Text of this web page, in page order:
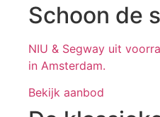
Schoon de
NIU & Segway uit
in Amsterdam.
Bekijk aanbod